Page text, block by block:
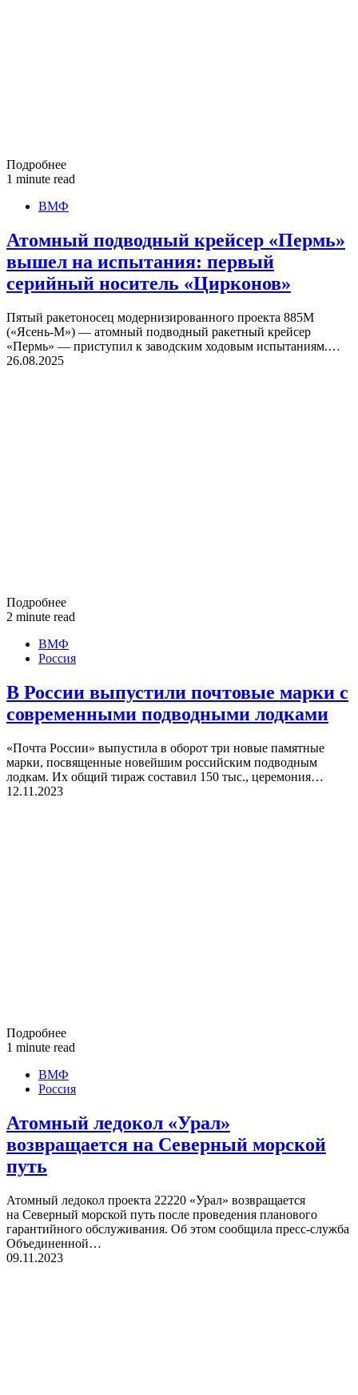
Подробнее
1 minute read
ВМФ
Атомный подводный крейсер «Пермь»
вышел на испытания: первый
серийный носитель «Цирконов»
Пятый ракетоносец модернизированного проекта 885М
(«Ясень-М») — атомный подводный ракетный крейсер
«Пермь» — приступил к заводским ходовым испытаниям.…
26.08.2025
Подробнее
2 minute read
ВМФ
Россия
В России выпустили почтовые марки с
современными подводными лодками
«Почта России» выпустила в оборот три новые памятные
марки, посвященные новейшим российским подводным
лодкам. Их общий тираж составил 150 тыс., церемония…
12.11.2023
Подробнее
1 minute read
ВМФ
Россия
Атомный ледокол «Урал»
возвращается на Северный морской
путь
Атомный ледокол проекта 22220 «Урал» возвращается
на Северный морской путь после проведения планового
гарантийного обслуживания. Об этом сообщила пресс-служба
Объединенной…
09.11.2023